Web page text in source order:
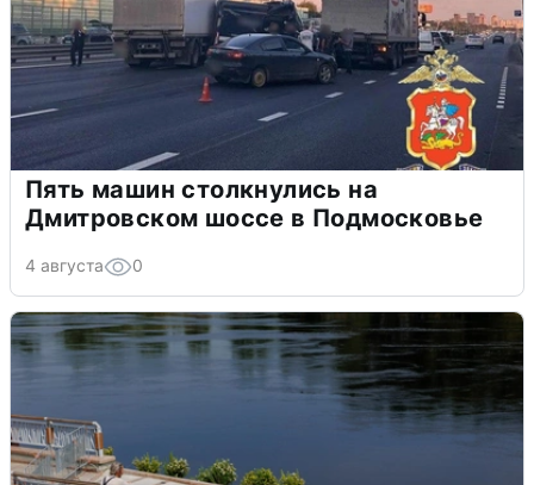
Пять машин столкнулись на
Дмитровском шоссе в Подмосковье
4 августа 0